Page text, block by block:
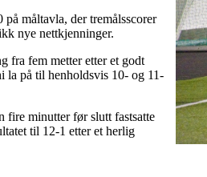
måltavla, der tremålsscorer
nye nettkjenninger.
fra fem metter etter et godt
la på til henholdsvis 10- og 11-
fire minutter før slutt fastsatte
til 12-1 etter et herlig